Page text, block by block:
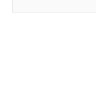
ースポーツ』の日